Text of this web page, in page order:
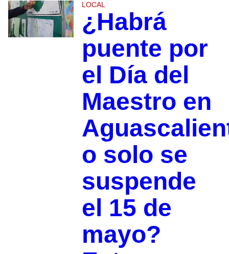
LOCAL
¿Habrá
puente por
el Día del
Maestro en
o solo se
suspende
el 15 de
mayo?